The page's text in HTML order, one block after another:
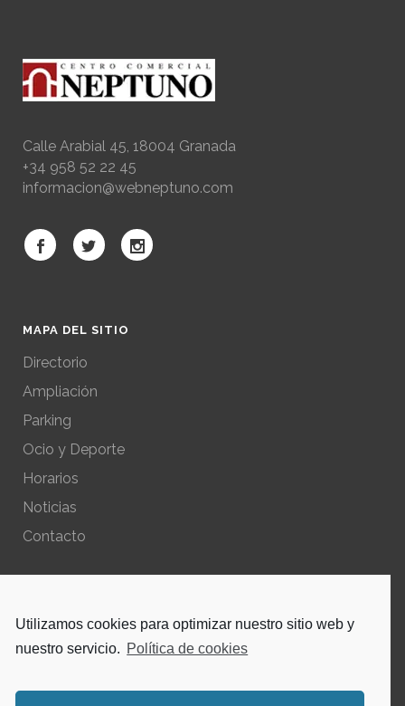
Utilizamos cookies para optimizar nuestro sitio web y
nuestro servicio. Política de cookies
Calle Arabial 45, 18004 Granada
+34 958 52 22 45
informacion@webneptuno.com
MAPA DEL SITIO
Directorio
Ampliación
Parking
Ocio y Deporte
Horarios
Noticias
Contacto
Política de privacidad – Aviso Legal